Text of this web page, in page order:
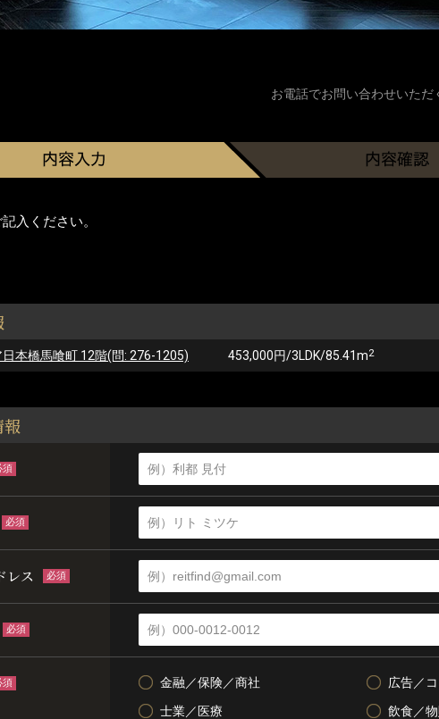
お電話でお問い合わせいただ
入ください。
日本橋馬喰町 12階(問: 276-1205) 453,000円/3LDK/85.41m2
須
必須
レス 必須
必須
須 金融／保険／商社 広告／
士業／医療
飲食／